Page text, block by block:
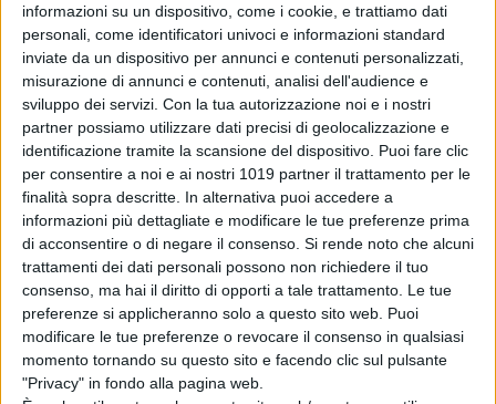
informazioni su un dispositivo, come i cookie, e trattiamo dati
personali, come identificatori univoci e informazioni standard
inviate da un dispositivo per annunci e contenuti personalizzati,
misurazione di annunci e contenuti, analisi dell'audience e
sviluppo dei servizi. Con la tua autorizzazione noi e i nostri
partner possiamo utilizzare dati precisi di geolocalizzazione e
identificazione tramite la scansione del dispositivo. Puoi fare clic
per consentire a noi e ai nostri 1019 partner il trattamento per le
finalità sopra descritte. In alternativa puoi accedere a
informazioni più dettagliate e modificare le tue preferenze prima
di acconsentire o di negare il consenso. Si rende noto che alcuni
trattamenti dei dati personali possono non richiedere il tuo
consenso, ma hai il diritto di opporti a tale trattamento. Le tue
preferenze si applicheranno solo a questo sito web. Puoi
modificare le tue preferenze o revocare il consenso in qualsiasi
momento tornando su questo sito e facendo clic sul pulsante
"Privacy" in fondo alla pagina web.
frequentando con entusiasmo anche
i palcoscenici internazionali,
intraprende un’avventura epica che
cambierà per sempre la storia del
calcio italiano. La Bella Stagione è il
racconto di questa incredibile
cavalcata per la vittoria, attraverso
le voci dei giocatori e dei membri
dello staff che queste stagioni
sportive le hanno vissute sulla loro
pelle, e quelle dei giornalisti che ne
hanno scritto e parlato. A
completamento, una serie di
materiali di repertorio inediti ed